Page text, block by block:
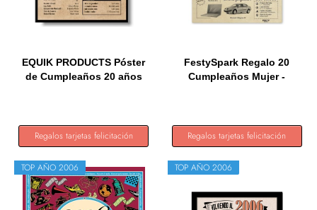
EQUIK PRODUCTS Póster
de Cumpleaños 20 años
Regalos tarjetas felicitación
FestySpark Regalo 20
Cumpleaños Mujer -
Regalos tarjetas felicitación
TOP AÑO 2006 TOP AÑO 2006